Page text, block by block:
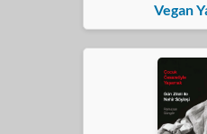
Vegan